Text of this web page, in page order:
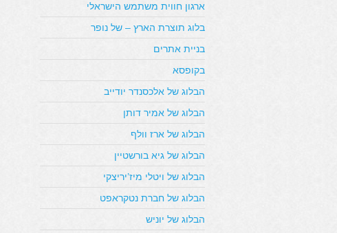
ארגון חווית משתמש הישראלי
בלוג תוצרת הארץ – של נופר
בניית אתרים
בקופסא
הבלוג של אלכסנדר יודייב
הבלוג של אמיר דותן
הבלוג של ארז וולף
הבלוג של גיא בורשטיין
הבלוג של ויטלי מיז’יריצקי
הבלוג של חברת נטקראפט
הבלוג של יוניש